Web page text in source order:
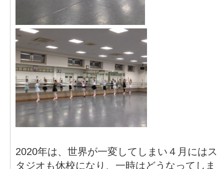
2020年は、世界が一変してしまい４月にはス
タジオも休校になり、一時はどうなってしま